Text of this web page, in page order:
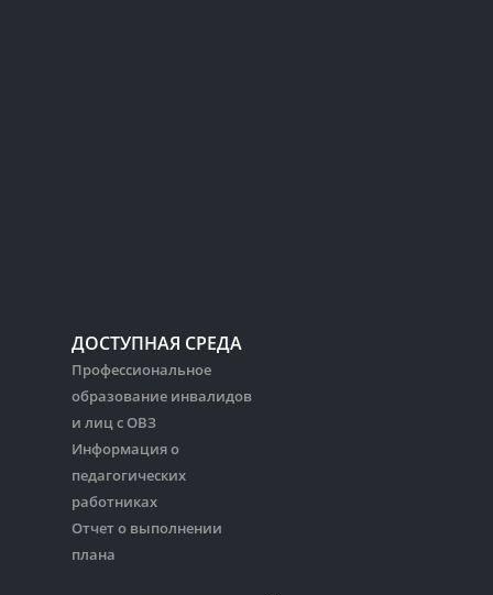
ДОСТУПНАЯ СРЕДА
Профессиональное
образование инвалидов
и лиц с ОВЗ
Информация о
педагогических
работниках
Отчет о выполнении
плана